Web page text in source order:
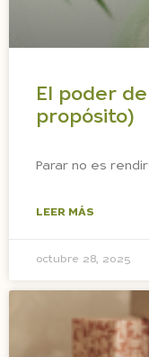
El poder
propósito)
Parar no es
LEER MÁS
octubre 28, 2025